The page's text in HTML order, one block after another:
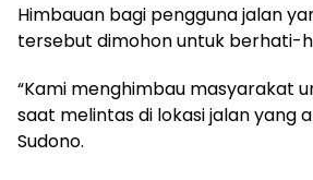
Himbauan bagi pengguna jalan
tersebut dimohon untuk berhati-
“Kami menghimbau masyarakat
saat melintas di lokasi jalan yang
Sudono.